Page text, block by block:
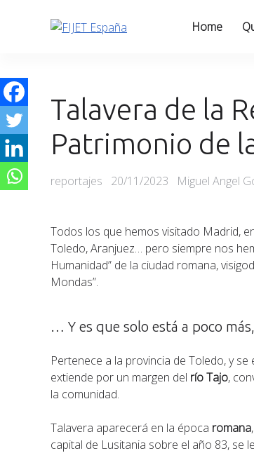
Home
Talavera de la
Patrimonio de
Categories
reportajes
Posted
20/11/2023 Miguel Angel
Todos los que hemos visitado Madrid,
Toledo, Aranjuez… pero siempre nos
Humanidad” de la ciudad romana,
Mondas”.
… Y es que solo está a poco
Pertenece a la provincia de Toledo, y
extiende por un margen del río Tajo,
la comunidad.
Talavera aparecerá en la época romana
capital de Lusitania sobre el año 83, se